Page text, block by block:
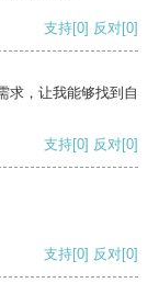
支持[0] 反对[0]
求，让我能够找到自
支持[0] 反对[0]
支持[0] 反对[0]